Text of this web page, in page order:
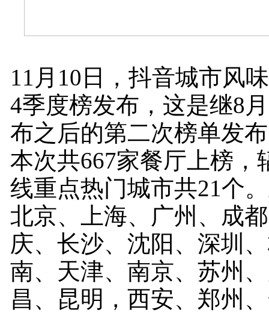
11月10日，抖音城市风
4季度榜发布，这是继8
布之后的第二次榜单发
本次共667家餐厅上榜，
线重点热门城市共21个
北京、上海、广州、成
庆、长沙、沈阳、深圳
南、天津、南京、苏州
昌、昆明，西安、郑州